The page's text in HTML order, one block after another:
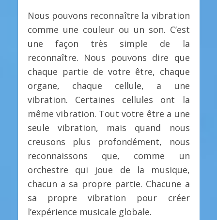
Nous pouvons reconnaître la vibration
comme une couleur ou un son. C’est
une façon très simple de la
reconnaître. Nous pouvons dire que
chaque partie de votre être, chaque
organe, chaque cellule, a une
vibration. Certaines cellules ont la
même vibration. Tout votre être a une
seule vibration, mais quand nous
creusons plus profondément, nous
reconnaissons que, comme un
orchestre qui joue de la musique,
chacun a sa propre partie. Chacune a
sa propre vibration pour créer
l’expérience musicale globale.